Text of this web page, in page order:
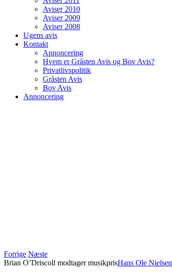
Aviser 2010
Aviser 2009
Aviser 2008
Ugens avis
Kontakt
Annoncering
Hvem er Gråsten Avis og Bov Avis?
Privatlivspolitik
Gråsten Avis
Bov Avis
Annoncering
Forrige Næste
Brian O’Driscoll modtager musikprisHans Ole Nielsen